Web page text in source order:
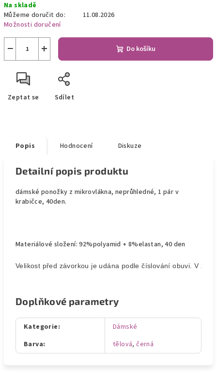
cena:
Na skladě
Můžeme doručit do:
11.08.2026
Možnosti doručení
+
− Do košíku
Zeptat se Sdílet
Popis Hodnocení Diskuze
Detailní popis produktu
dámské ponožky z mikrovlákna, neprůhledné, 1 pár v
krabičce, 40den.
Materiálové složení: 92%polyamid + 8%elastan, 40 den
Velikost před závorkou je udána podle číslování obuvi. V
Doplňkové parametry
Kategorie:
Dámské
Barva: tělová,černá